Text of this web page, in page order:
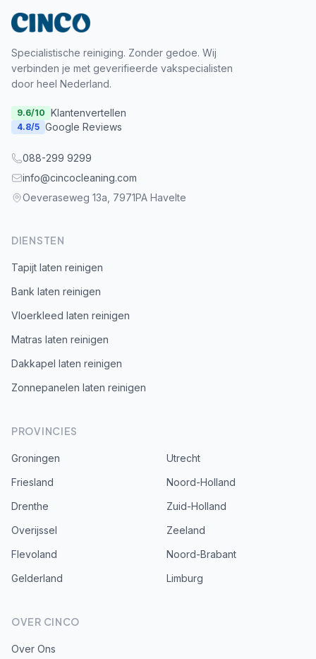
Specialistische reiniging. Zonder gedoe. Wij
verbinden je met geverifieerde vakspecialisten
door heel Nederland.
9.6/10 Klantenvertellen
4.8/5 Google Reviews
088-299 9299
info@cincocleaning.com
Oeveraseweg 13a, 7971PA Havelte
DIENSTEN
Tapijt laten reinigen
Bank laten reinigen
Vloerkleed laten reinigen
Matras laten reinigen
Dakkapel laten reinigen
Zonnepanelen laten reinigen
PROVINCIES
Groningen
Friesland
Drenthe
Overijssel
Flevoland
Gelderland
Utrecht
Noord-Holland
Zuid-Holland
Zeeland
Noord-Brabant
Limburg
OVER CINCO
Over Ons